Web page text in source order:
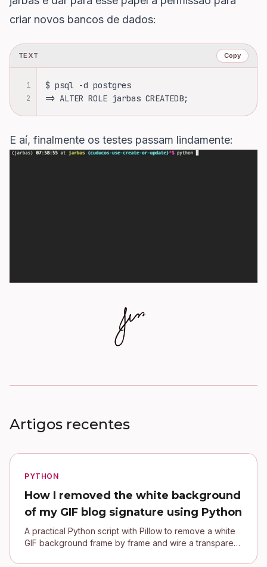
criar novos bancos de dados:
TEXT Copy
1 $ psql -d postgres
2 => ALTER ROLE jarbas CREATEDB;
E aí, finalmente os testes passam lindamente:
Artigos recentes
PYTHON
How I removed the white background
of my GIF blog signature using Python
A practical Python script with Pillow to remove a white
GIF background frame by frame and wire a transparent